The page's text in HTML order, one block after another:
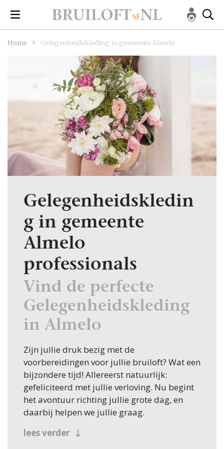
Home Gelegenheidskleding in gemeente Almelo
Gelegenheidskledin
g in gemeente
Almelo
professionals
Vind de perfecte
Gelegenheidskleding
in Almelo
Zijn jullie druk bezig met de
voorbereidingen voor jullie bruiloft? Wat een
bijzondere tijd! Allereerst natuurlijk:
gefeliciteerd met jullie verloving. Nu begint
het avontuur richting jullie grote dag, en
daarbij helpen we jullie graag.
Een van de eerste stappen in de planning is
lees verder